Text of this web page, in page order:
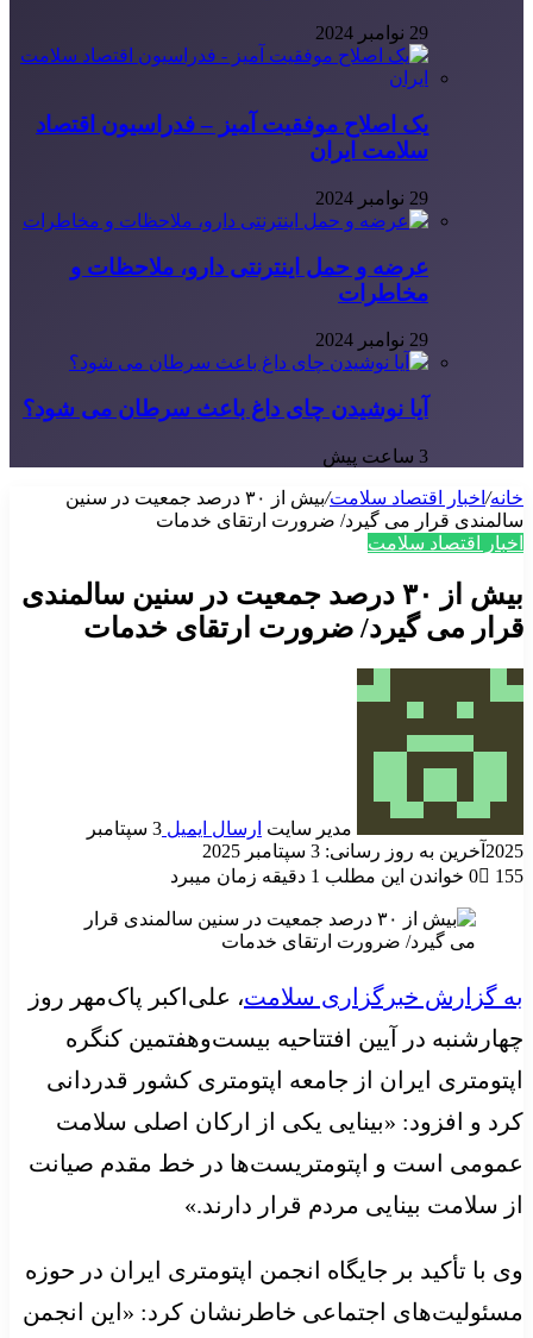
29 نوامبر 2024
یک اصلاح موفقیت آمیز – فدراسیون اقتصاد
سلامت ایران
29 نوامبر 2024
عرضه و حمل اینترنتی دارو، ملاحظات و
مخاطرات
29 نوامبر 2024
آیا نوشیدن چای داغ باعث سرطان می شود؟
3 ساعت پیش
خانه/ اخبار اقتصاد سلامت/
بیش از ۳۰ درصد جمعیت در سنین
سالمندی قرار می گیرد/ ضرورت ارتقای خدمات
اخبار اقتصاد سلامت
بیش از ۳۰ درصد جمعیت در سنین سالمندی
قرار می گیرد/ ضرورت ارتقای خدمات
مدیر سایت ارسال ایمیل
3 سپتامبر
2025 آخرین به روز رسانی: 3 سپتامبر 2025
0
155 خواندن این مطلب 1 دقیقه زمان میبرد
به گزارش خبرگزاری سلامت، علی‌اکبر پاک‌مهر روز
چهارشنبه در آیین افتتاحیه بیست‌وهفتمین کنگره
اپتومتری ایران از جامعه اپتومتری کشور قدردانی
کرد و افزود: «بینایی یکی از ارکان اصلی سلامت
عمومی است و اپتومتریست‌ها در خط مقدم صیانت
از سلامت بینایی مردم قرار دارند.»
وی با تأکید بر جایگاه انجمن اپتومتری ایران در حوزه
مسئولیت‌های اجتماعی خاطرنشان کرد: «این انجمن